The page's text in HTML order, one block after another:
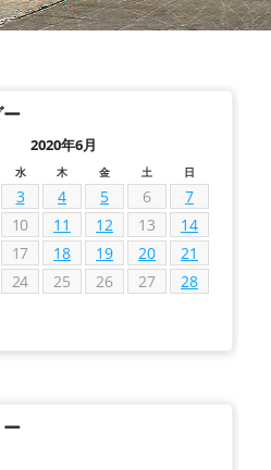
2020年6月
水 木 金 土 日
3 4 5 6
7
10 11 12 13
14
17 18 19 20
21
24 25 26 27
28